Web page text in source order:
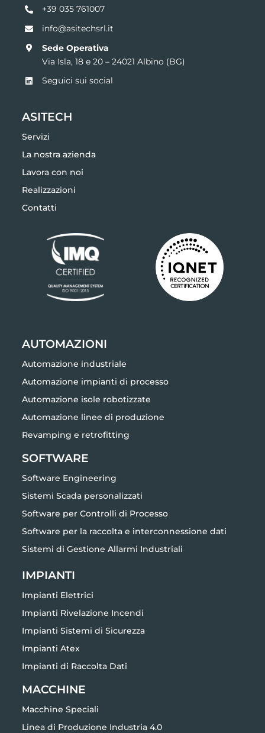
+39 035 761007
info@asitechsrl.it
Sede Operativa
Via Isla, 18 e 20 –24021 Albino (BG)
Seguici sui social
ASITECH
Servizi
La nostra azienda
Lavora con noi
Realizzazioni
Contatti
AUTOMAZIONI
Automazione industriale
Automazione impianti di processo
Automazione isole robotizzate
Automazione linee di produzione
Revamping e retrofitting
SOFTWARE
Software Engineering
Sistemi Scada personalizzati
Software per Controlli di Processo
Software per la raccolta e interconnessione dati
Sistemi di Gestione Allarmi Industriali
IMPIANTI
Impianti Elettrici
Impianti Rivelazione Incendi
Impianti Sistemi di Sicurezza
Impianti Atex
Impianti di Raccolta Dati
MACCHINE
Macchine Speciali
Linea di Produzione Industria 4.0